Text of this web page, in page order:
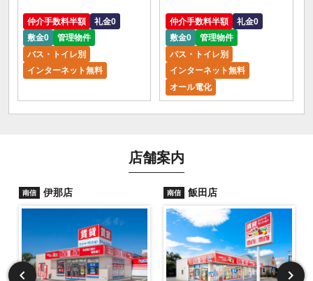
仲介手数料半額
礼金0
敷金0
管理物件
バス・トイレ別
インターネット無料
仲介手数料半額
礼金0
敷金0
管理物件
バス・トイレ別
インターネット無料
オール電化
店舗案内
南信 伊那店 南信 飯田店